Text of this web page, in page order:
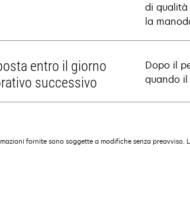
di qualità
la
entro il giorno
successivo
Dopo il
quando
fornite sono soggette a modifiche senza preavviso.